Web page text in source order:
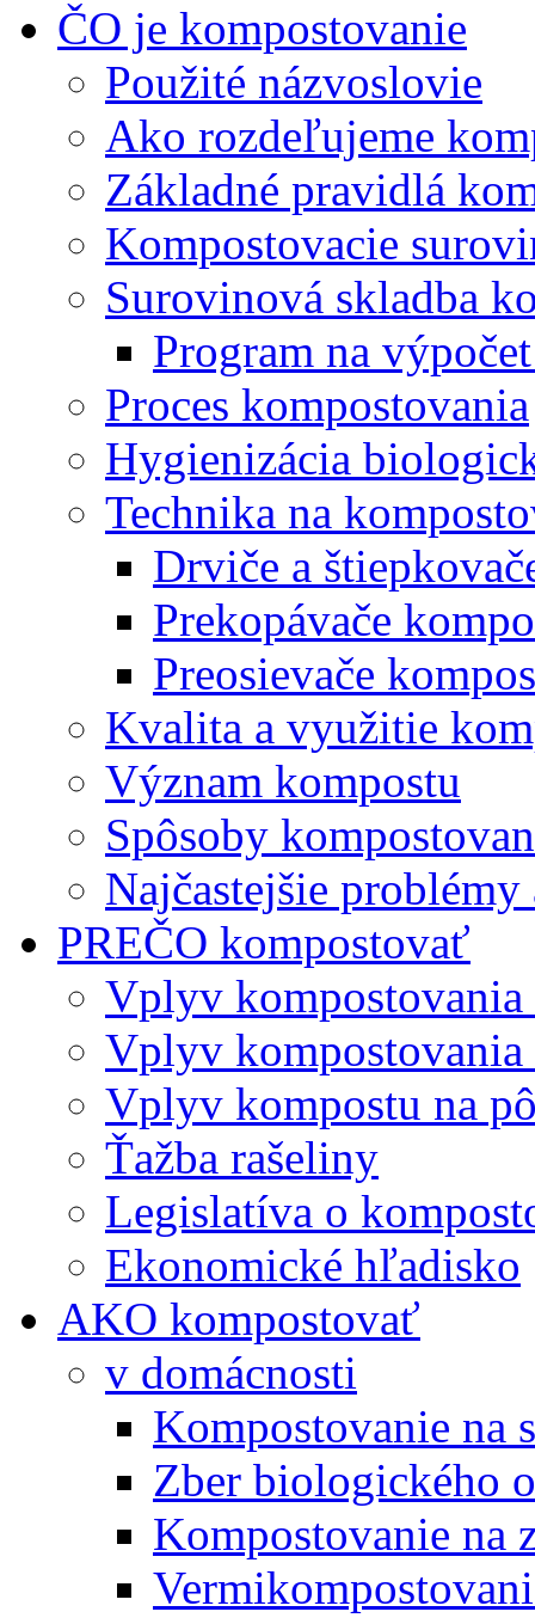
ČO je kompostovanie
Použité názvoslovie
Ako rozdeľujeme
Základné pravidlá
Kompostovacie
Surovinová skladba
Program na
Proces kompostovania
Hygienizácia
Technika na
Drviče a
Prekopávače
Preosievače
Kvalita a využitie
Význam kompostu
Spôsoby
Najčastejšie problémy
PREČO kompostovať
Vplyv kompostovania
Vplyv
Vplyv kompostu na
Ťažba rašeliny
Legislatíva o
Ekonomické hľadisko
AKO kompostovať
v domácnosti
Kompostovanie na
Zber biologického
Kompostovanie na